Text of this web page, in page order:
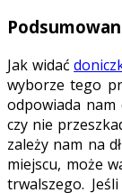
Jak widać
wyborze tego
odpowiada nam
czy nie
zależy nam na
miejscu, może
trwalszego.